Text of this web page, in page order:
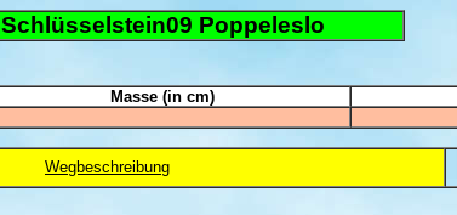
Schlüsselstein09 Poppeleslo
Masse (in cm)
Wegbeschreibung